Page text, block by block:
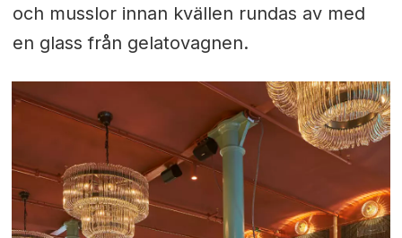
och musslor innan kvällen rundas av med
en glass från gelatovagnen.